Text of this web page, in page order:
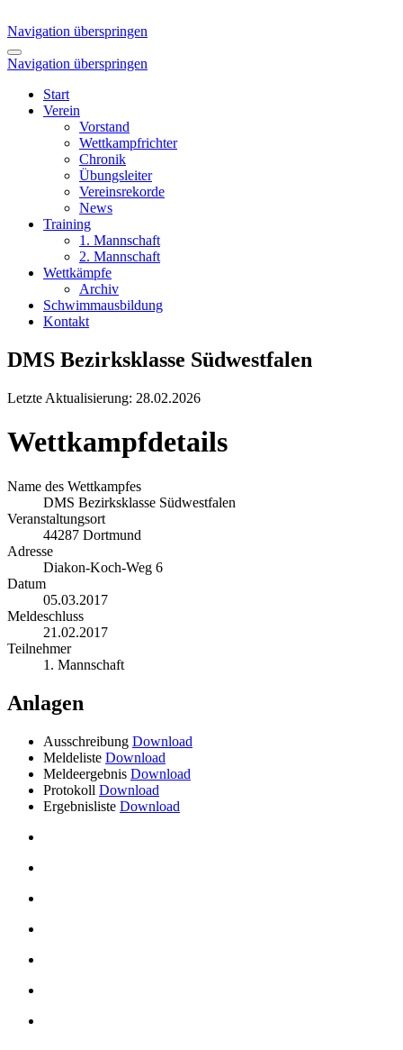
Navigation überspringen
Navigation überspringen
Start
Verein
Vorstand
Wettkampfrichter
Chronik
Übungsleiter
Vereinsrekorde
News
Training
1. Mannschaft
2. Mannschaft
Wettkämpfe
Archiv
Schwimmausbildung
Kontakt
DMS Bezirksklasse Südwestfalen
Letzte Aktualisierung: 28.02.2026
Wettkampfdetails
Name des Wettkampfes
DMS Bezirksklasse Südwestfalen
Veranstaltungsort
44287 Dortmund
Adresse
Diakon-Koch-Weg 6
Datum
05.03.2017
Meldeschluss
21.02.2017
Teilnehmer
1. Mannschaft
Anlagen
Ausschreibung Download
Meldeliste Download
Meldeergebnis Download
Protokoll Download
Ergebnisliste Download